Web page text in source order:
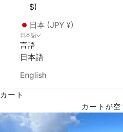
$)
日本 (JPY ¥)
日本語
言語
日本語
English
カート
カートが空